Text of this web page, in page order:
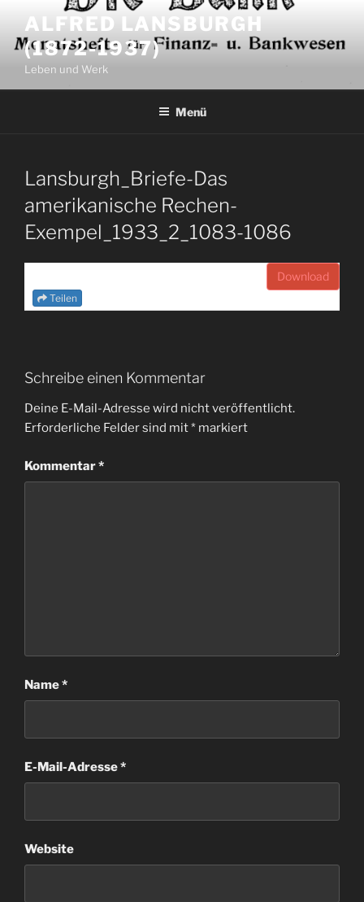
Inhalt
springen
ALFRED LANSBURGH
(1872-1937)
Leben und Werk
Menü
Lansburgh_Briefe-Das
amerikanische Rechen-
Exempel_1933_2_1083-1086
Download
Teilen
Schreibe einen Kommentar
Deine E-Mail-Adresse wird nicht veröffentlicht.
Erforderliche Felder sind mit* markiert
Kommentar*
Name*
E-Mail-Adresse*
Website